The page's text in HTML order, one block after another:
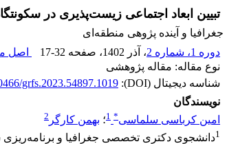
تبیین ابعاد اجتماعی زیست‌پذیری در
جغرافیا و آینده پژوهی منطقه‌ای
دوره 1، شماره 2
، آذر 1402 ، صفحه 17-32 اصل
نوع مقاله: مقاله پژوهشی
شناسه دیجیتال (DOI):
grfs.2023.54897.1019
نویسندگان
امین کرباسی سلماسی*
1؛ بهمن کارگر 2
1دانشجوی دکتری تخصصی جغرافیا و برنامه‌ریزی